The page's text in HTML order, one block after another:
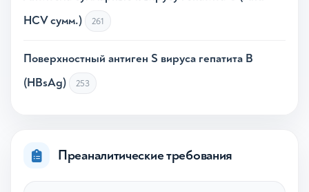
HCV сумм.)
261
Поверхностный антиген S вируса гепатита В
(HВsAg)
253
Преаналитические требования